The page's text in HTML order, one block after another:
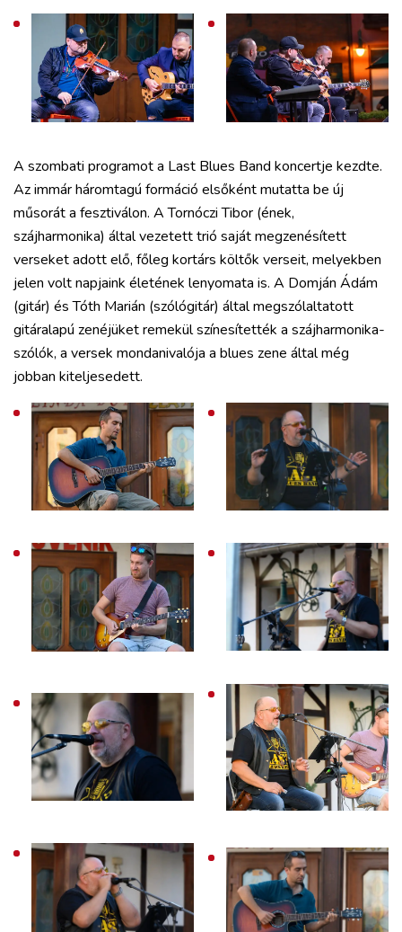
A szombati programot a Last Blues Band koncertje kezdte.
Az immár háromtagú formáció elsőként mutatta be új
műsorát a fesztiválon. A Tornóczi Tibor (ének,
szájharmonika) által vezetett trió saját megzenésített
verseket adott elő, főleg kortárs költők verseit, melyekben
jelen volt napjaink életének lenyomata is. A Domján Ádám
(gitár) és Tóth Marián (szólógitár) által megszólaltatott
gitáralapú zenéjüket remekül színesítették a szájharmonika-
szólók, a versek mondanivalója a blues zene által még
jobban kiteljesedett.